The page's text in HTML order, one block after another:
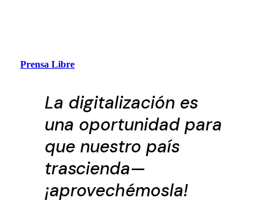
Prensa Libre
La digitalización es
una oportunidad para
que nuestro país
trascienda—
¡aprovechémosla!